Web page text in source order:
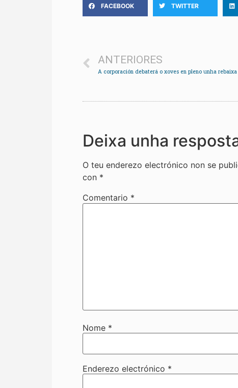
FACEBOOK TWITTER
ANTERIORES
Deixa unha
O teu enderezo electrónico non se
con *
Comentario *
Nome *
Enderezo electrónico *